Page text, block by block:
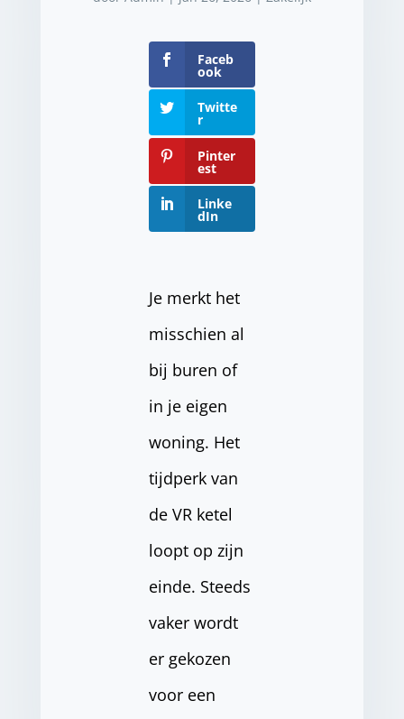
Faceb
ook
Twitte
r
Pinter
est
Linke
dIn
Je merkt het
misschien al
bij buren of
in je eigen
woning. Het
tijdperk van
de VR ketel
loopt op zijn
einde. Steeds
vaker wordt
er gekozen
voor een